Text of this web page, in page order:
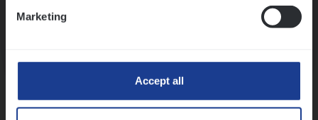
Marketing
Accept all